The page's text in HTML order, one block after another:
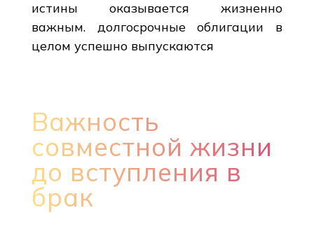
истины оказывается жизненно
важным. долгосрочные облигации в
целом успешно выпускаются
Важность
совместной жизни
до вступления в
брак